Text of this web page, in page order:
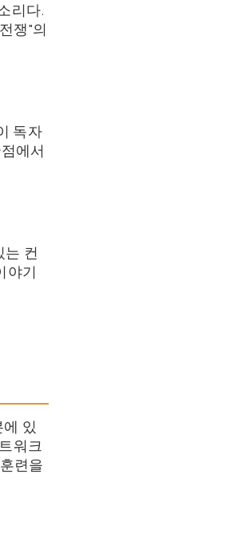
리다.
쟁"의
독자
에서
는 컨
야기
있
워크
련을